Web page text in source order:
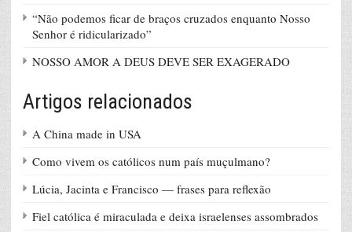
“Não podemos ficar de braços cruzados enquanto Nosso
Senhor é ridicularizado”
NOSSO AMOR A DEUS DEVE SER EXAGERADO
Artigos relacionados
A China made in USA
Como vivem os católicos num país muçulmano?
Lúcia, Jacinta e Francisco — frases para reflexão
Fiel católica é miraculada e deixa israelenses assombrados